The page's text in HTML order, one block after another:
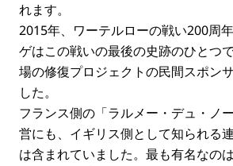
れます。
2015年、ワーテルローの戦い200周
ゲはこの戦いの最後の史跡のひとつ
場の修復プロジェクトの民間スポン
した。
フランス側の「ラルメー・デュ・ノ
営にも、イギリス側として知られる
は含まれていました。最も有名なの